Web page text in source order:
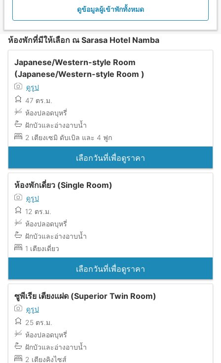
ดูข้อมูลผู้เข้าพักทั้งหมด
ห้องพักที่มีให้เลือก ณ Sarasa Hotel Namba
Japanese/Western-style Room
(Japanese/Western-style Room )
ดูรูป
47 ตร.ม.
ห้องปลอดบุหรี่
ฝักบัวและอ่างอาบน้ำ
2 เตียงเซมิ ดับเบิล และ 4 ฟูก
เลือกวันที่เพื่อดูราคา
ห้องพักเดี่ยว (Single Room)
ดูรูป
12 ตร.ม.
ห้องปลอดบุหรี่
ฝักบัวและอ่างอาบน้ำ
1 เตียงเดี่ยว
เลือกวันที่เพื่อดูราคา
ซูพีเรีย เตียงแฝด (Superior Twin Room)
ดูรูป
25 ตร.ม.
ห้องปลอดบุหรี่
ฝักบัวและอ่างอาบน้ำ
2 เตียงคิงไซส์